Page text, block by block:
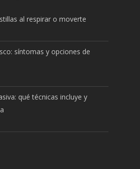
al respirar o moverte
síntomas y opciones de
qué técnicas incluye y